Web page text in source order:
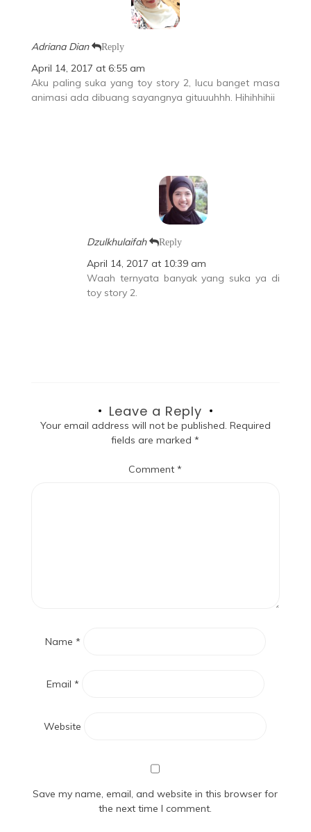
Adriana Dian Reply
April 14, 2017 at 6:55 am
Aku paling suka yang toy story 2, lucu banget masa
animasi ada dibuang sayangnya gituuuhhh. Hihihhihii
Dzulkhulaifah Reply
April 14, 2017 at 10:39 am
Waah ternyata banyak yang suka ya di
toy story 2.
Leave a Reply
Your email address will not be published. Required
fields are marked*
Comment*
Name *
Email *
Website
Save my name, email, and website in this browser for
the next time I comment.